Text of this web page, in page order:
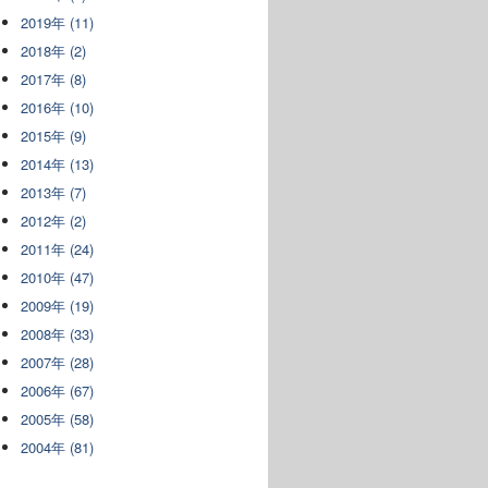
2019年 (11)
2018年 (2)
2017年 (8)
2016年 (10)
2015年 (9)
2014年 (13)
2013年 (7)
2012年 (2)
2011年 (24)
2010年 (47)
2009年 (19)
2008年 (33)
2007年 (28)
2006年 (67)
2005年 (58)
2004年 (81)